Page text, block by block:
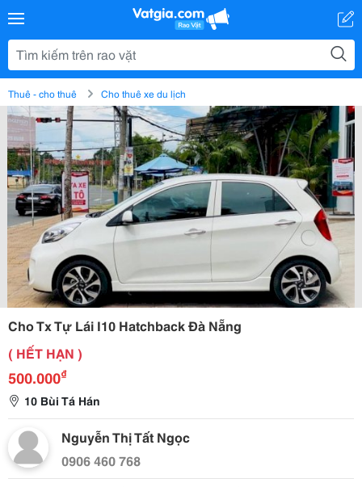
Thuê - cho thuê Cho thuê xe du lịch
Cho Tx Tự Lái I10 Hatchback Đà Nẵng
( HẾT HẠN )
500.000₫
10 Bùi Tá Hán
Nguyễn Thị Tất Ngọc
0906 460 768